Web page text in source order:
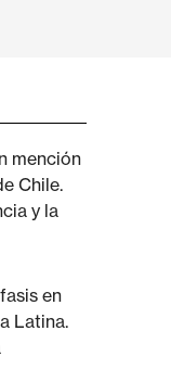
mención
Chile.
y la
en
Latina.